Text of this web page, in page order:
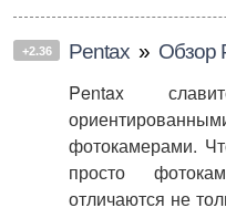
+2.36 Pentax » Обзор
Pentax
фотокамерами.
просто
отличаются не